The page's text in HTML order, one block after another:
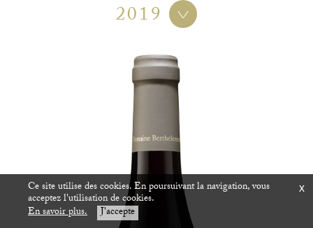
2019
Ce site utilise des cookies. En poursuivant la navigation, vous
acceptez l'utilisation de cookies.
En savoir plus. J'accepte
x